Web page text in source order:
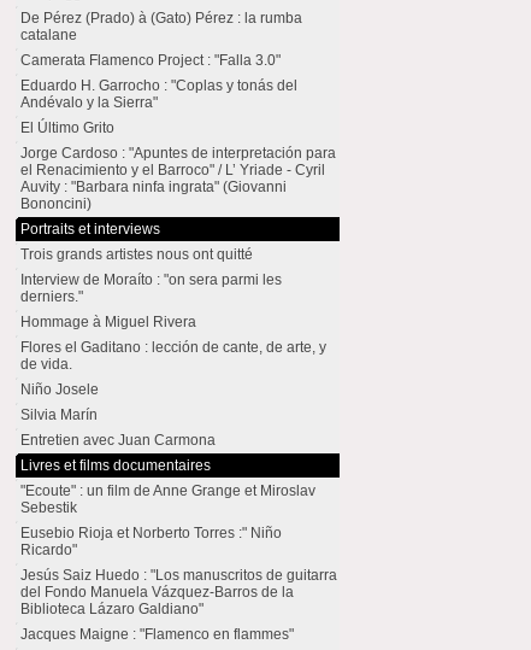
De Pérez (Prado) à (Gato) Pérez : la rumba
catalane
Camerata Flamenco Project : "Falla 3.0"
Eduardo H. Garrocho : "Coplas y tonás del
Andévalo y la Sierra"
El Último Grito
Jorge Cardoso : "Apuntes de interpretación para
el Renacimiento y el Barroco" / L’ Yriade - Cyril
Auvity : "Barbara ninfa ingrata" (Giovanni
Bononcini)
Portraits et interviews
Trois grands artistes nous ont quitté
Interview de Moraíto : "on sera parmi les
derniers."
Hommage à Miguel Rivera
Flores el Gaditano : lección de cante, de arte, y
de vida.
Niño Josele
Silvia Marín
Entretien avec Juan Carmona
Livres et films documentaires
"Ecoute" : un film de Anne Grange et Miroslav
Sebestik
Eusebio Rioja et Norberto Torres :" Niño
Ricardo"
Jesús Saiz Huedo : "Los manuscritos de guitarra
del Fondo Manuela Vázquez-Barros de la
Biblioteca Lázaro Galdiano"
Jacques Maigne : "Flamenco en flammes"